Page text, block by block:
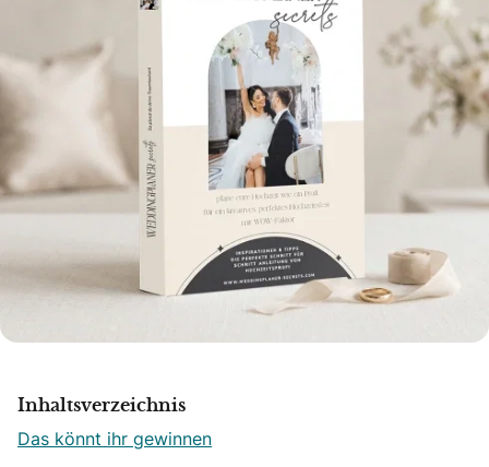
Inhaltsverzeichnis
Das könnt ihr gewinnen